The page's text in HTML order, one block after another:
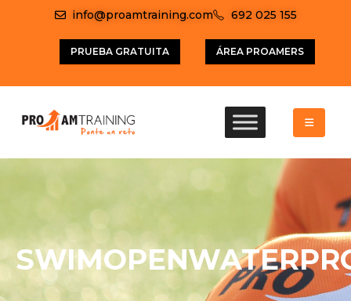
info@proamtraining.com 692 025 155
PRUEBA GRATUITA ÁREA PROAMERS